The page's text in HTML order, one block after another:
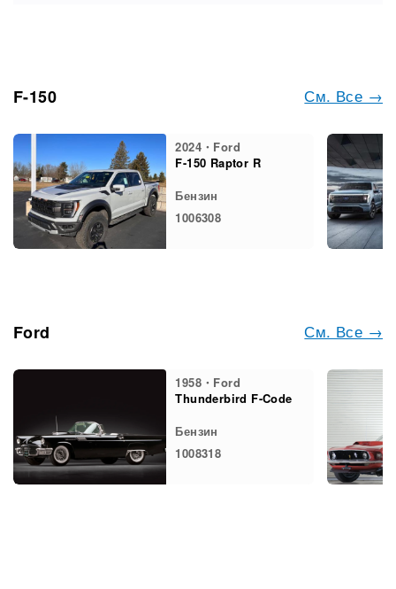
См. Все →
F-150
2024・Ford
F-150 Raptor R
Бензин
1006308
См. Все →
Ford
1958・Ford
Thunderbird F-Code
Бензин
1008318